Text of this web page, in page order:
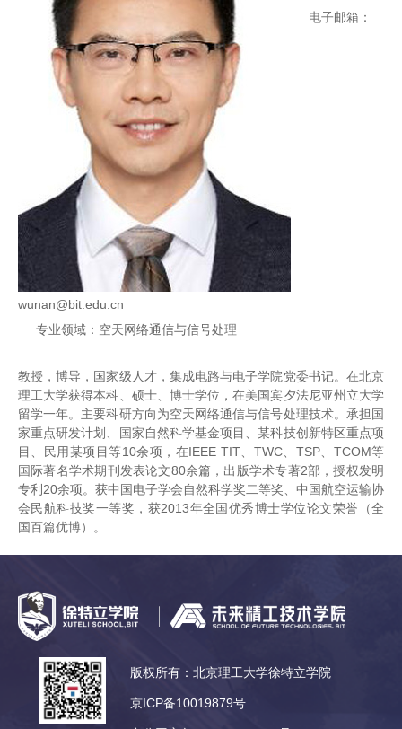
电子邮箱：
wunan@bit.edu.cn
专业领域：空天网络通信与信号处理
教授，博导，国家级人才，集成电路与电子学院党委书记。在北京
理工大学获得本科、硕士、博士学位，在美国宾夕法尼亚州立大学
留学一年。主要科研方向为空天网络通信与信号处理技术。承担国
家重点研发计划、国家自然科学基金项目、某科技创新特区重点项
目、民用某项目等10余项，在IEEE TIT、TWC、TSP、TCOM等
国际著名学术期刊发表论文80余篇，出版学术专著2部，授权发明
专利20余项。获中国电子学会自然科学奖二等奖、中国航空运输协
会民航科技奖一等奖，获2013年全国优秀博士学位论文荣誉（全
国百篇优博）。
版权所有：北京理工大学徐特立学院
京ICP备10019879号